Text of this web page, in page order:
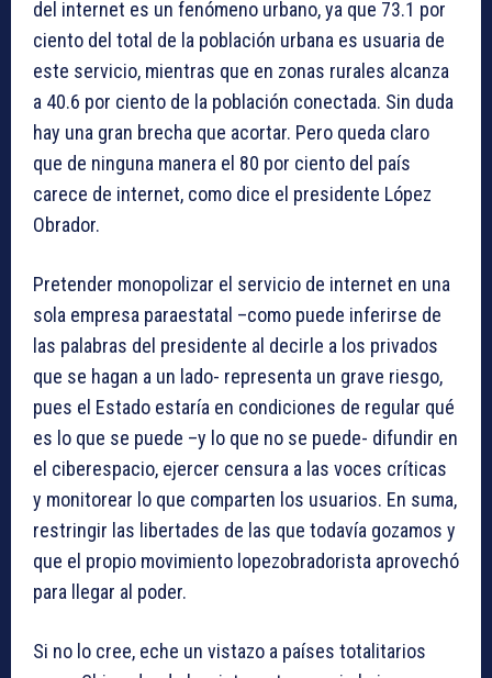
del internet es un fenómeno urbano, ya que 73.1 por
ciento del total de la población urbana es usuaria de
este servicio, mientras que en zonas rurales alcanza
a 40.6 por ciento de la población conectada. Sin duda
hay una gran brecha que acortar. Pero queda claro
que de ninguna manera el 80 por ciento del país
carece de internet, como dice el presidente López
Obrador.
Pretender monopolizar el servicio de internet en una
sola empresa paraestatal –como puede inferirse de
las palabras del presidente al decirle a los privados
que se hagan a un lado- representa un grave riesgo,
pues el Estado estaría en condiciones de regular qué
es lo que se puede –y lo que no se puede- difundir en
el ciberespacio, ejercer censura a las voces críticas
y monitorear lo que comparten los usuarios. En suma,
restringir las libertades de las que todavía gozamos y
que el propio movimiento lopezobradorista aprovechó
para llegar al poder.
Si no lo cree, eche un vistazo a países totalitarios